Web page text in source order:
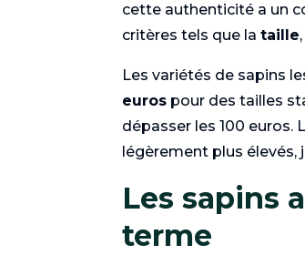
cette authenticité a un
critères tels que lataille
Les variétés de sapins
euros pour des tailles
dépasser les 100 euros.
légèrement plus
Les sapins
terme